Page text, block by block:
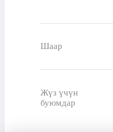
Шаар
Жүз үчүн
буюмдар